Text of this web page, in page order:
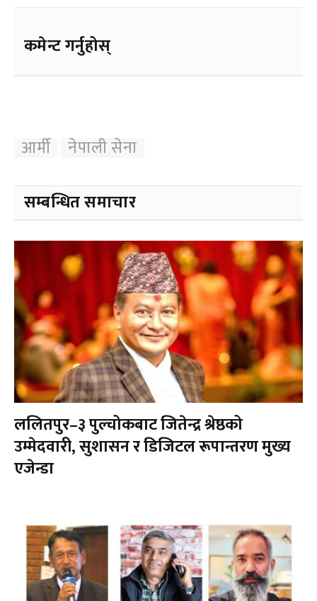
कमेन्ट गर्नुहोस्
आर्मी नेपाली सेना
सम्बन्धित समाचार
ललितपुर–३ पुल्चोकबाट जितेन्द्र श्रेष्ठको
उम्मेदवारी, सुशासन र डिजिटल रूपान्तरण मुख्य
एजेन्डा